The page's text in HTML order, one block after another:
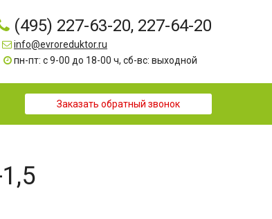
(495) 227-63-20, 227-64-20
info@evroreduktor.ru
пн-пт: с 9-00 до 18-00 ч, сб-вс: выходной
Заказать обратный звонок